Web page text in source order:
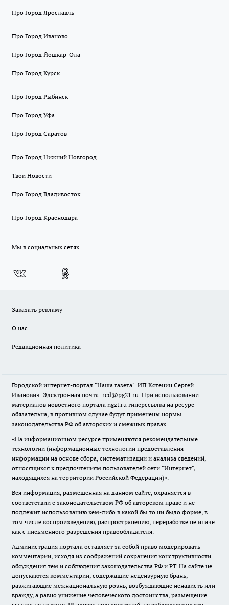
Про Город Ярославль
Про Город Иваново
Про Город Йошкар-Ола
Про Город Курск
Про Город Рыбинск
Про Город Уфа
Про Город Саратов
Про Город Нижний Новгород
Твои Новости
Про Город Владивосток
Про Город Краснодара
Мы в социальных сетях
Заказать рекламу
О нас
Редакционная политика
Городской интернет-портал "Наша газета". ИП Кстенин Сергей
Иванович. Электронная почта: red@pg21.ru. При использовании
материалов новостного портала ngzt.ru гиперссылка на ресурс
обязательна, в противном случае будут применены нормы
законодательства РФ об авторских и смежных правах.
«На информационном ресурсе применяются рекомендательные
технологии (информационные технологии предоставления
информации на основе сбора, систематизации и анализа сведений,
относящихся к предпочтениям пользователей сети "Интернет",
находящихся на территории Российской Федерации)».
Вся информация, размещенная на данном сайте, охраняется в
соответствии с законодательством РФ об авторском праве и не
подлежит использованию кем-либо в какой бы то ни было форме, в
том числе воспроизведению, распространению, переработке не иначе
как с письменного разрешения правообладателя.
Администрация портала оставляет за собой право модерировать
комментарии, исходя из соображений сохранения конструктивности
обсуждения тем и соблюдения законодательства РФ и РТ. На сайте не
допускаются комментарии, содержащие нецензурную брань,
разжигающие межнациональную рознь, возбуждающие ненависть или
вражду, а равно унижение человеческого достоинства, размещение